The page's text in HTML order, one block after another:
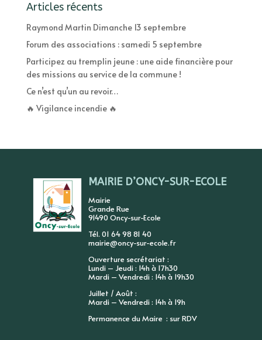
Articles récents
Raymond Martin Dimanche 13 septembre
Forum des associations : samedi 5 septembre
Participez au tremplin jeune : une aide financière pour
des missions au service de la commune !
Ce n’est qu’un au revoir…
🔥 Vigilance incendie 🔥
MAIRIE D’ONCY-SUR-ECOLE
Mairie
Grande Rue
91490 Oncy-sur-Ecole
Tél. 01 64 98 81 40
mairie@oncy-sur-ecole.fr
Ouverture secrétariat :
Lundi – Jeudi : 14h à 17h30
Mardi – Vendredi : 14h à 19h30
Juillet / Août :
Mardi – Vendredi : 14h à 19h
Permanence du Maire : sur RDV